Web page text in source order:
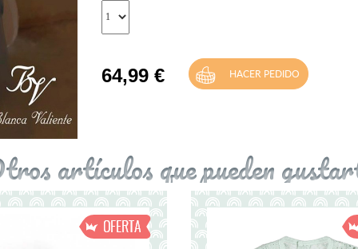
64,99 €
artículos que pueden